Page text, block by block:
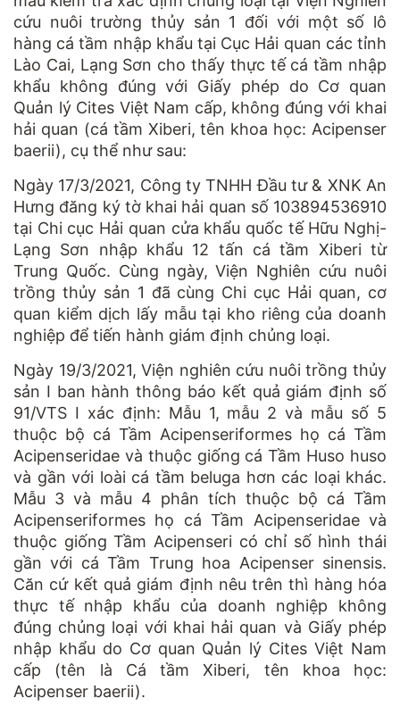
cứu nuôi trường thủy sản 1 đối với một số lô
hàng cá tầm nhập khẩu tại Cục Hải quan các tỉnh
Lào Cai, Lạng Sơn cho thấy thực tế cá tầm nhập
khẩu không đúng với Giấy phép do Cơ quan
Quản lý Cites Việt Nam cấp, không đúng với khai
hải quan (cá tầm Xiberi, tên khoa học: Acipenser
baerii), cụ thể như sau:
Ngày 17/3/2021, Công ty TNHH Đầu tư & XNK An
Hưng đăng ký tờ khai hải quan số 103894536910
tại Chi cục Hải quan cửa khẩu quốc tế Hữu Nghị-
Lạng Sơn nhập khẩu 12 tấn cá tầm Xiberi từ
Trung Quốc. Cùng ngày, Viện Nghiên cứu nuôi
trồng thủy sản 1 đã cùng Chi cục Hải quan, cơ
quan kiểm dịch lấy mẫu tại kho riêng của doanh
nghiệp để tiến hành giám định chủng loại.
Ngày 19/3/2021, Viện nghiên cứu nuôi trồng thủy
sản I ban hành thông báo kết quả giám định số
91/VTS I xác định: Mẫu 1, mẫu 2 và mẫu số 5
thuộc bộ cá Tầm Acipenseriformes họ cá Tầm
Acipenseridae và thuộc giống cá Tầm Huso huso
và gần với loài cá tầm beluga hơn các loại khác.
Mẫu 3 và mẫu 4 phân tích thuộc bộ cá Tầm
Acipenseriformes họ cá Tầm Acipenseridae và
thuộc giống Tầm Acipenseri có chỉ số hình thái
gần với cá Tầm Trung hoa Acipenser sinensis.
Căn cứ kết quả giám định nêu trên thì hàng hóa
thực tế nhập khẩu của doanh nghiệp không
đúng chủng loại với khai hải quan và Giấy phép
nhập khẩu do Cơ quan Quản lý Cites Việt Nam
cấp (tên là Cá tầm Xiberi, tên khoa học:
Acipenser baerii).